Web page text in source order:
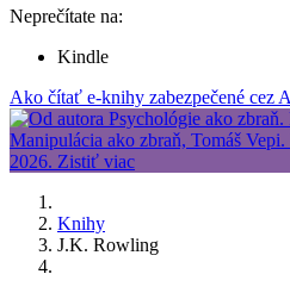
Neprečítate na:
Kindle
Ako čítať e-knihy zabezpečené cez
Knihy
J.K. Rowling